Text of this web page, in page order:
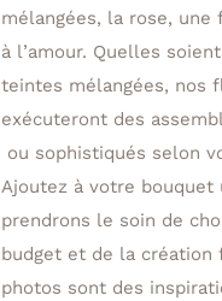
mélangées, la rose,
à l’amour. Quelles
teintes mélangées, nos
exécuteront des
ou sophistiqués selon
Ajoutez à votre bouquet
prendrons le soin de
budget et de la création
photos sont des